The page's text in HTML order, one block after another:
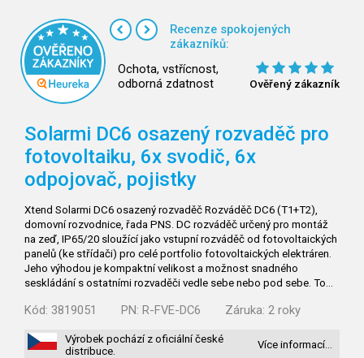
Recenze spokojených
zákazníků:
Ochota, vstřícnost,
odborná zdatnost
Ověřený zákazník
Solarmi DC6 osazený rozvaděč pro
fotovoltaiku, 6x svodič, 6x
odpojovač, pojistky
Xtend Solarmi DC6 osazený rozvaděč Rozváděč DC6 (T1+T2),
domovní rozvodnice, řada PNS. DC rozváděč určený pro montáž
na zeď, IP65/20 sloužící jako vstupní rozváděč od fotovoltaických
panelů (ke střídači) pro celé portfolio fotovoltaických elektráren.
Jeho výhodou je kompaktní velikost a možnost snadného
seskládání s ostatními rozvaděči vedle sebe nebo pod sebe. To…
Kód: 3819051 PN: R-FVE-DC6 Záruka: 2 roky
Výrobek pochází z oficiální české
distribuce.
Více informací…